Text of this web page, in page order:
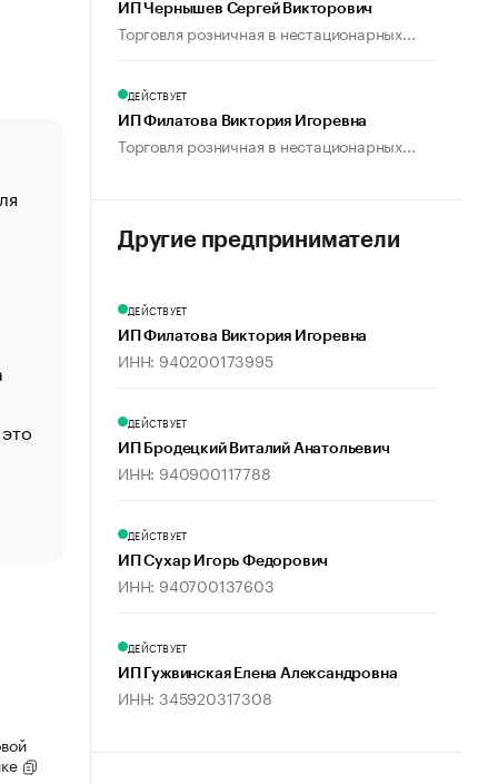
«Деньги будут не нужны»: что рассказал Маск в
Функции менеджмента: пять ключевых основ
управления
ЕС разрешил конфискацию российской нефти —
Стресс обеспеченных людей: почему рост доходов
Что обвинения против Павла Дурова значат для
ИП Чернышев Сергей Викторович
Торговля розничная в нестационарных...
ДЕЙСТВУЕТ
ИП Филатова Виктория Игоревна
Торговля розничная в нестационарных...
Другие предприниматели
ДЕЙСТВУЕТ
ИП Филатова Виктория Игоревна
ИНН: 940200173995
ДЕЙСТВУЕТ
ИП Бродецкий Виталий Анатольевич
ИНН: 940900117788
ДЕЙСТВУЕТ
ИП Сухар Игорь Федорович
ИНН: 940700137603
ДЕЙСТВУЕТ
ИП Гужвинская Елена Александровна
ИНН: 345920317308